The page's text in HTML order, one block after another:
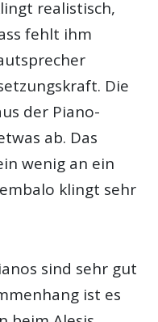
realistisch,
fehlt ihm
Die
der Piano-
ab. Das
wenig an ein
klingt sehr
sind sehr gut
ist es